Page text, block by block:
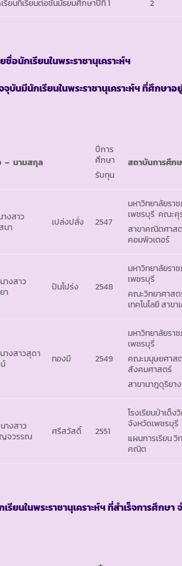
รียนที่เรียนต่อชั้นมัธยมศึกษาปีที่ 1 2
ชื่อนักเรียนในพระราชานุเคราะห์ฯ
จุบันมีนักเรียนในพระราชานุเคราะห์ฯ ที่ศึกษาอ
– นามสกุล
ปีการ
ศึกษา
รับทุน
สถาบันการศึก
างสาว
นา
เปล่งปลั่ง 2547
มหาวิทยาลัยรา
เพชรบุรี คณะคุ
สาขาคณิตศาส
คอมพิวเตอร์
างสาว
า
ปันโปร่ง 2548
มหาวิทยาลัยรา
เพชรบุรี
คณะวิทยาศาสต
เทคโนโลยี สาขา
างสาวสุดา
ทองมี 2549
มหาวิทยาลัยรา
เพชรบุรี
คณะมนุษยศาส
สังคมศาสตร์
สาขานาฎดุริยา
างสาว
จวรรณ
ศรีสวัสดิ์ 2551
โรงเรียนป่าเด็ง
จังหวัดเพชรบุรี
แผนการเรียน วิ
คณิต
เรียนในพระราชานุเคราะห์ฯ ที่สำเร็จการศึกษา